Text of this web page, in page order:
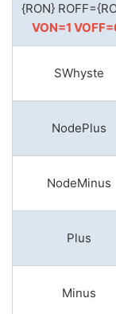
{RON}
VON=1
SWhyste
NodePlus
NodeMinus
Plus
Minus